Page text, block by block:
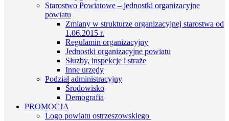
Starostwo Powiatowe – jednostki organizacyjne
powiatu
Zmiany w strukturze organizacyjnej starostwa od
1.06.2015 r.
Regulamin organizacyjny
Jednostki organizacyjne powiatu
Słuzby, inspekcje i straże
Inne urzędy
Podział administracyjny
Środowisko
Demografia
PROMOCJA
Logo powiatu ostrzeszowskiego